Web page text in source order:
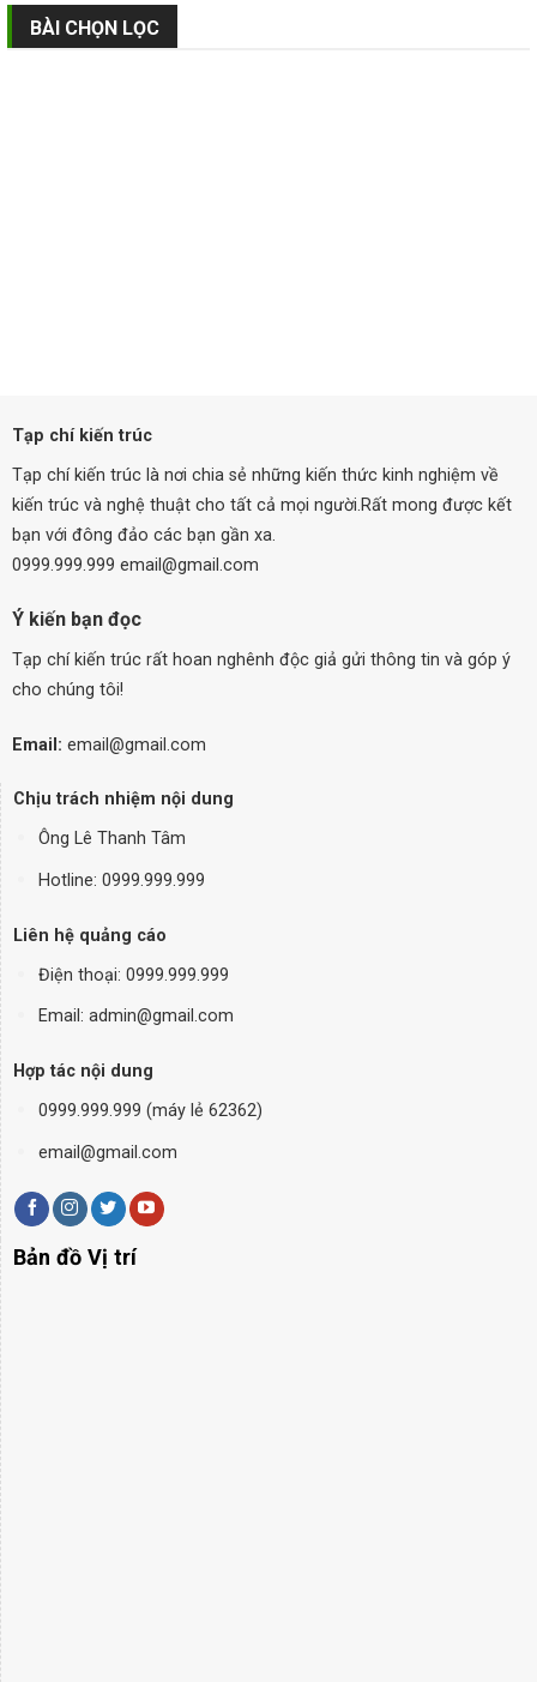
BÀI CHỌN LỌC
Tạp chí kiến trúc
Tạp chí kiến trúc là nơi chia sẻ những kiến thức kinh nghiệm về
kiến trúc và nghệ thuật cho tất cả mọi người.Rất mong được kết
bạn với đông đảo các bạn gần xa.
0999.999.999 email@gmail.com
Ý kiến bạn đọc
Tạp chí kiến trúc rất hoan nghênh độc giả gửi thông tin và góp ý
cho chúng tôi!
Email: email@gmail.com
Chịu trách nhiệm nội dung
Ông Lê Thanh Tâm
Hotline: 0999.999.999
Liên hệ quảng cáo
Điện thoại: 0999.999.999
Email: admin@gmail.com
Hợp tác nội dung
0999.999.999 (máy lẻ 62362)
email@gmail.com
Bản đồ Vị trí